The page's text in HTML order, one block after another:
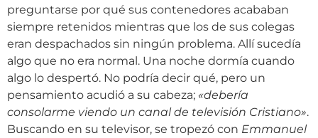
preguntarse por qué sus contenedores acababan
siempre retenidos mientras que los de sus colegas
eran despachados sin ningún problema. Allí sucedía
algo que no era normal. Una noche dormía cuando
algo lo despertó. No podría decir qué, pero un
pensamiento acudió a su cabeza; «debería
consolarme viendo un canal de televisión Cristiano».
Buscando en su televisor, se tropezó con Emmanuel